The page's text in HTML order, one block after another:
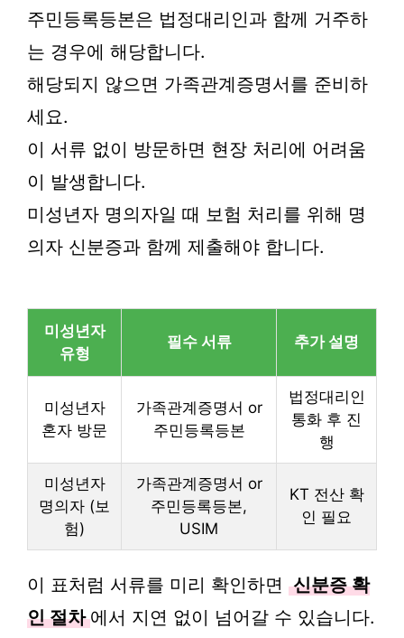
주민등록등본은 법정대리인과 함께 거주하
는 경우에 해당합니다.
해당되지 않으면 가족관계증명서를 준비하
세요.
이 서류 없이 방문하면 현장 처리에 어려움
이 발생합니다.
미성년자 명의자일 때 보험 처리를 위해 명
의자 신분증과 함께 제출해야 합니다.
미성년자
유형
필수 서류 추가 설명
미성년자
혼자 방문
가족관계증명서 or
주민등록등본
법정대리인
통화 후 진
행
미성년자
명의자 (보
험)
가족관계증명서 or
주민등록등본,
USIM
KT 전산 확
인 필요
이 표처럼 서류를 미리 확인하면 신분증 확
인 절차 에서 지연 없이 넘어갈 수 있습니다.